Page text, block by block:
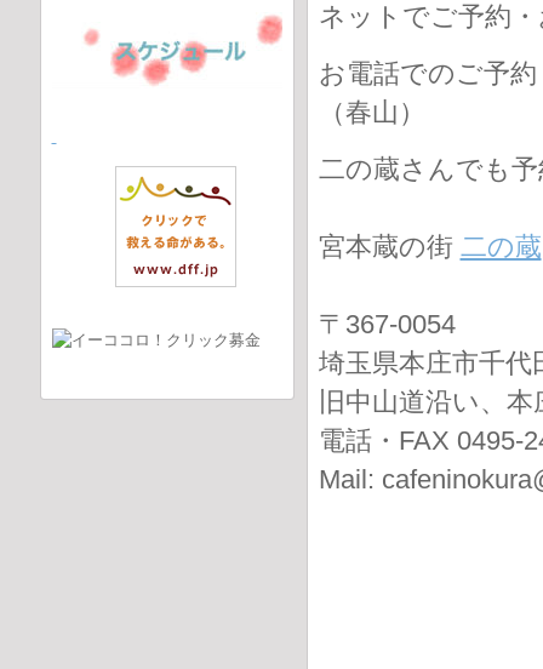
ネットでご予約
お電話でのご予
（春山）
二の蔵さんでも
宮本蔵の街 二の蔵
〒367-0054
埼玉県本庄市千代
旧中山道沿い、
電話・FAX 0495-
Mail: